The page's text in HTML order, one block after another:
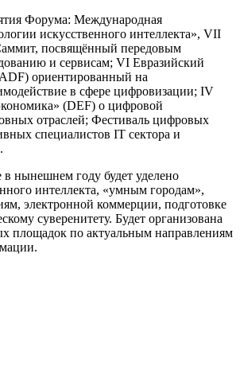
Форума: Международная
искусственного интеллекта», VII
посвящённый передовым
и сервисам; VI Евразийский
ориентированный на
в сфере цифровизации; IV
(DEF) о цифровой
отраслей; Фестиваль цифровых
специалистов IT сектора и
нынешнем году будет уделено
интеллекта, «умным городам»,
электронной коммерции, подготовке
суверенитету. Будет организована
площадок по актуальным направлениям